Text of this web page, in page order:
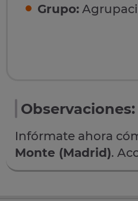
Grupo:
Observaciones:
Infórmate ahora
Monte (Madrid).